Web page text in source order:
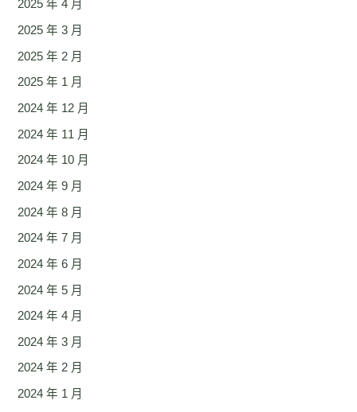
2025 年 4 月
2025 年 3 月
2025 年 2 月
2025 年 1 月
2024 年 12 月
2024 年 11 月
2024 年 10 月
2024 年 9 月
2024 年 8 月
2024 年 7 月
2024 年 6 月
2024 年 5 月
2024 年 4 月
2024 年 3 月
2024 年 2 月
2024 年 1 月